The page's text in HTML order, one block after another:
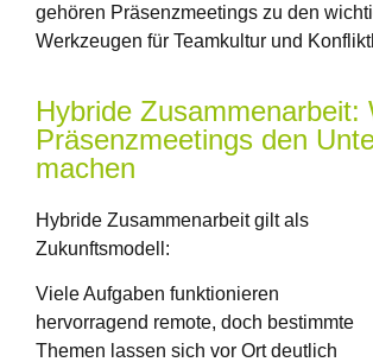
gehören Präsenzmeetings zu den
Werkzeugen für Teamkultur und
Hybride Zusammenarbeit:
Präsenzmeetings den
machen
Hybride Zusammenarbeit gilt als
Zukunftsmodell:
Viele Aufgaben funktionieren
hervorragend remote, doch bestimmte
Themen lassen sich vor Ort deutlich